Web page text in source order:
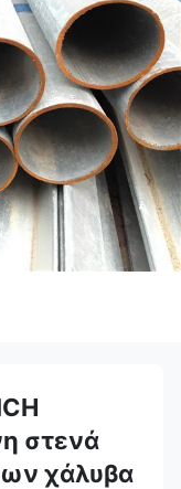
στενά
χάλυβα